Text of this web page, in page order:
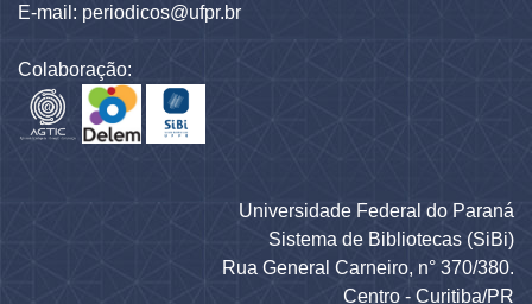
E-mail: periodicos@ufpr.br
Colaboração:
Universidade Federal do Paraná
Sistema de Bibliotecas (SiBi)
Rua General Carneiro, n° 370/380.
Centro - Curitiba/PR